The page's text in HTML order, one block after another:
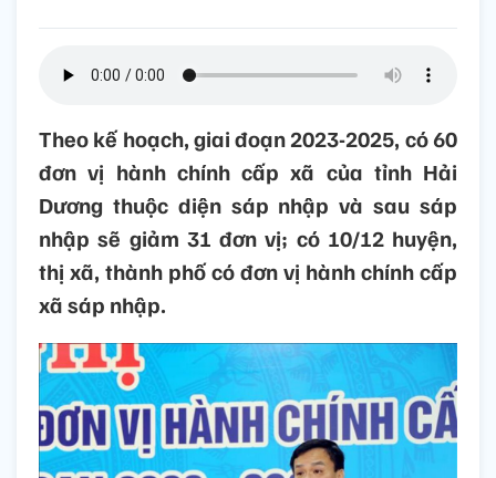
Theo kế hoạch, giai đoạn 2023-2025, có 60
đơn vị hành chính cấp xã của tỉnh Hải
Dương thuộc diện sáp nhập và sau sáp
nhập sẽ giảm 31 đơn vị; có 10/12 huyện,
thị xã, thành phố có đơn vị hành chính cấp
xã sáp nhập.